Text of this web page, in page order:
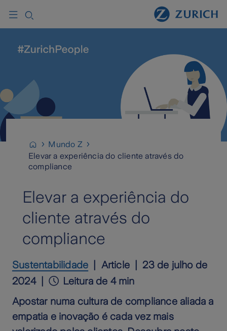
Mundo Z
Elevar a experiência do cliente através do
compliance
Elevar a experiência do
cliente através do
compliance
Sustentabilidade Article
23 de julho de
2024
Leitura de 4 min
Apostar numa cultura de compliance aliada a
empatia e inovação é cada vez mais